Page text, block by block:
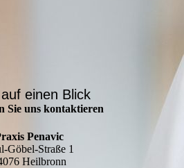
einen Blick
Sie uns kontaktieren
Penavic
Göbel-Straße 1
Heilbronn